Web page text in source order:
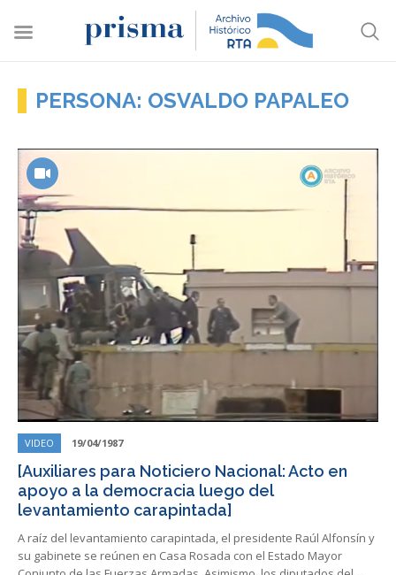
PERSONA: OSVALDO PAPALEO
VIDEO 19/04/1987
[Auxiliares para Noticiero Nacional: Acto en
apoyo a la democracia luego del
levantamiento carapintada]
A raíz del levantamiento carapintada, el presidente Raúl Alfonsín y
su gabinete se reúnen en Casa Rosada con el Estado Mayor